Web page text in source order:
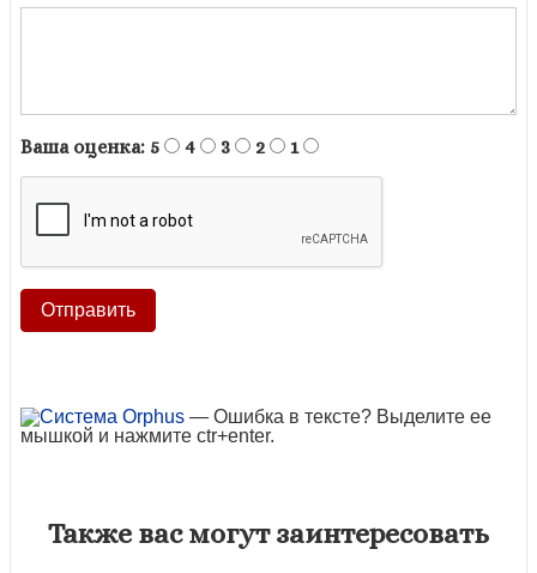
Ваша оценка: 5 4 3 2 1
— Ошибка в тексте? Выделите ее
мышкой и нажмите ctr+enter.
Также вас могут заинтересовать